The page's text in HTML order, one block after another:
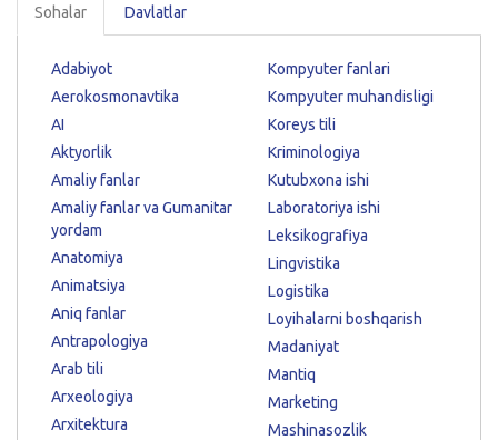
Sohalar Davlatlar
Adabiyot
Aerokosmonavtika
AI
Aktyorlik
Amaliy fanlar
Amaliy fanlar va Gumanitar
yordam
Anatomiya
Animatsiya
Aniq fanlar
Antrapologiya
Arab tili
Arxeologiya
Arxitektura
Kompyuter fanlari
Kompyuter muhandisligi
Koreys tili
Kriminologiya
Kutubxona ishi
Laboratoriya ishi
Leksikografiya
Lingvistika
Logistika
Loyihalarni boshqarish
Madaniyat
Mantiq
Marketing
Mashinasozlik